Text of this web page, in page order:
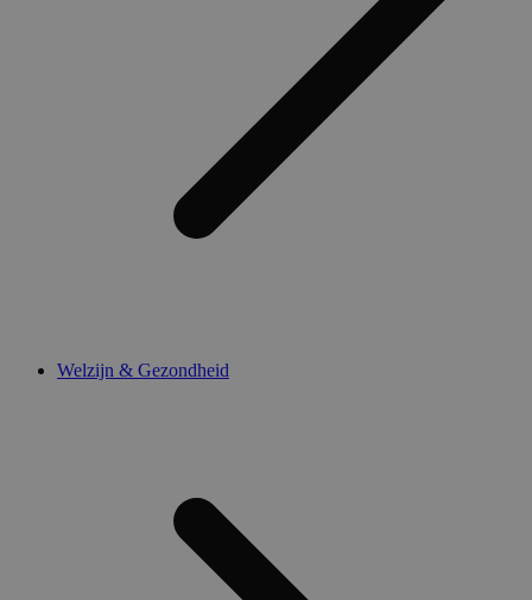
Welzijn & Gezondheid